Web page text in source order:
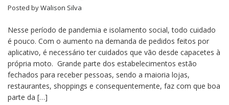
Posted byWalison Silva
Nesse período de pandemia e isolamento social, todo cuidado
é pouco. Com o aumento na demanda de pedidos feitos por
aplicativo, é necessário ter cuidados que vão desde capacetes à
própria moto. Grande parte dos estabelecimentos estão
fechados para receber pessoas, sendo a maioria lojas,
restaurantes, shoppings e consequentemente, faz com que boa
parte da […]